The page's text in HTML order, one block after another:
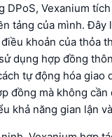
DPoS, Vexanium
tảng của mình. Đây
khoản của thỏa
dụng hợp đồng
tự động hóa giao
đồng mà không cần
khả năng gian lận